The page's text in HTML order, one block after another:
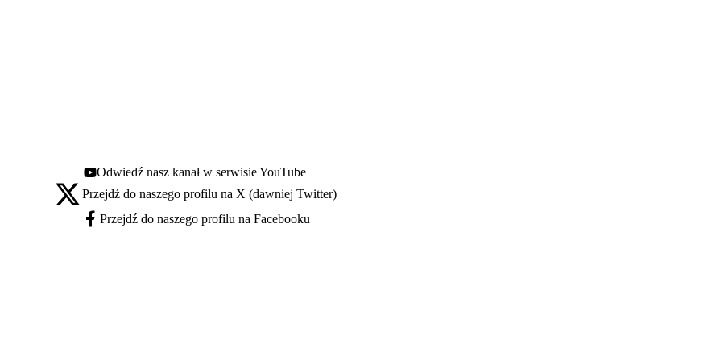
Youtube - otwiera się w nowej karcie
Odwiedź nasz kanał w serwisie YouTube
X - otwiera się w nowej karcie
Przejdź do naszego profilu na X (dawniej Twitter)
Facebook - otwiera się w nowej karcie
Przejdź do naszego profilu na Facebooku